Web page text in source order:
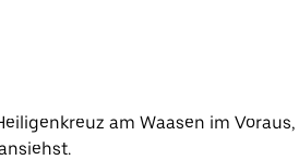
am Waasen im